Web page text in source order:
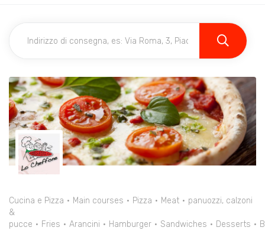
Cucina e Pizza Main courses Pizza Meat
panuozzi, calzoni
&
pucce
Fries Arancini Hamburger Sandwiches Desserts